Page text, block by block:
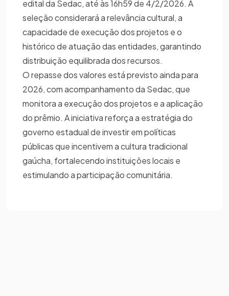
edital da Sedac, até às 16h59 de 4/2/2026. A
seleção considerará a relevância cultural, a
capacidade de execução dos projetos e o
histórico de atuação das entidades, garantindo
distribuição equilibrada dos recursos.
O repasse dos valores está previsto ainda para
2026, com acompanhamento da Sedac, que
monitora a execução dos projetos e a aplicação
do prêmio. A iniciativa reforça a estratégia do
governo estadual de investir em políticas
públicas que incentivem a cultura tradicional
gaúcha, fortalecendo instituições locais e
estimulando a participação comunitária.